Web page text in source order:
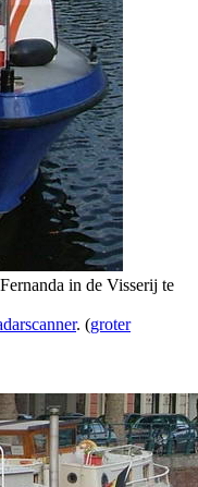
Fernanda in de Visserij te
. (groter